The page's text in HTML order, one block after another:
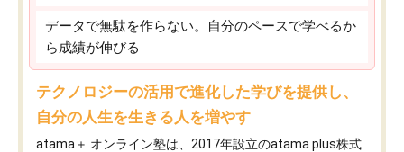
データで無駄を作らない。自分のペースで学べるか
ら成績が伸びる
テクノロジーの活用で進化した学びを提供し、
自分の人生を生きる人を増やす
atama＋ オンライン塾は、2017年設立のatama plus株式